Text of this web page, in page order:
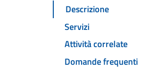
Descrizione
Servizi
Attività correlate
Domande frequenti